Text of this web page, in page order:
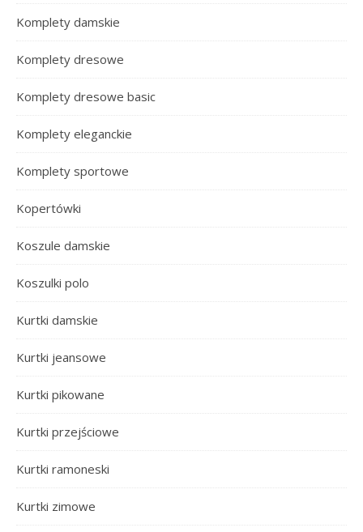
Komplety damskie
Komplety dresowe
Komplety dresowe basic
Komplety eleganckie
Komplety sportowe
Kopertówki
Koszule damskie
Koszulki polo
Kurtki damskie
Kurtki jeansowe
Kurtki pikowane
Kurtki przejściowe
Kurtki ramoneski
Kurtki zimowe